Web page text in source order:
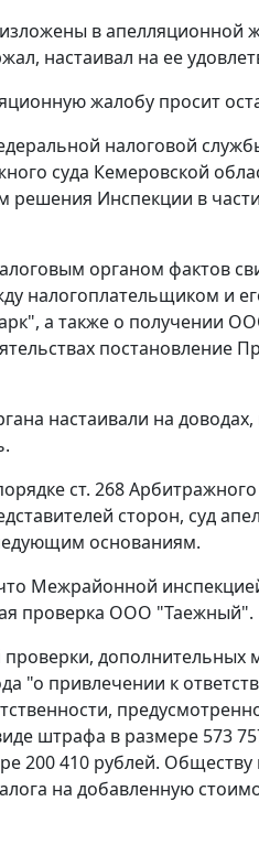
в апелляционной
настаивал на ее
жалобу просит
налоговой
суда Кемеровской
решения Инспекции в
органом фактов
налогоплательщиком и
а также о получении
постановление
настаивали на
ст. 268
сторон, суд
основаниям.
Межрайонной
проверка ООО "Таежный".
"о привлечении к
штрафа в размере 573
200 410 рублей.
на добавленную